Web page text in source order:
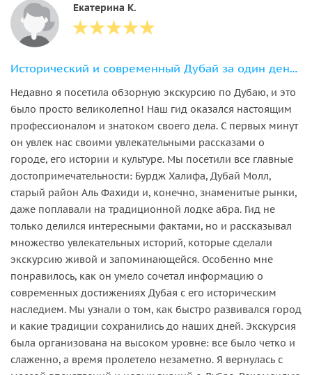
Екатерина К.
Исторический и современный Дубай за один день, просмотр шоу фонтанов
Недавно я посетила обзорную экскурсию по Дубаю, и это
было просто великолепно! Наш гид оказался настоящим
профессионалом и знатоком своего дела. С первых минут
он увлек нас своими увлекательными рассказами о
городе, его истории и культуре. Мы посетили все главные
достопримечательности: Бурдж Халифа, Дубай Молл,
старый район Аль Фахиди и, конечно, знаменитые рынки,
даже поплавали на традиционной лодке абра. Гид не
только делился интересными фактами, но и рассказывал
множество увлекательных историй, которые сделали
экскурсию живой и запоминающейся. Особенно мне
понравилось, как он умело сочетал информацию о
современных достижениях Дубая с его историческим
наследием. Мы узнали о том, как быстро развивался город
и какие традиции сохранились до наших дней. Экскурсия
была организована на высоком уровне: все было четко и
слаженно, а время пролетело незаметно. Я вернулась с